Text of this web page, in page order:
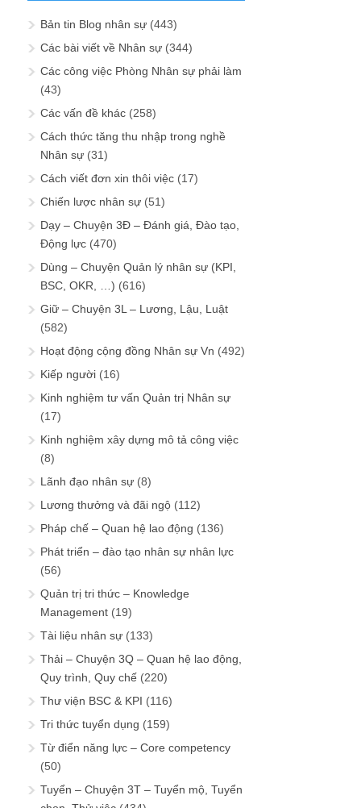
Bản tin Blog nhân sự (443)
Các bài viết về Nhân sự (344)
Các công việc Phòng Nhân sự phải làm
(43)
Các vấn đề khác (258)
Cách thức tăng thu nhập trong nghề
Nhân sự (31)
Cách viết đơn xin thôi việc (17)
Chiến lược nhân sự (51)
Dạy – Chuyện 3Đ – Đánh giá, Đào tạo,
Động lực (470)
Dùng – Chuyện Quản lý nhân sự (KPI,
BSC, OKR, …) (616)
Giữ – Chuyện 3L – Lương, Lậu, Luật
(582)
Hoạt động cộng đồng Nhân sự Vn (492)
Kiếp người (16)
Kinh nghiệm tư vấn Quản trị Nhân sự
(17)
Kinh nghiệm xây dựng mô tả công việc
(8)
Lãnh đạo nhân sự (8)
Lương thưởng và đãi ngộ (112)
Pháp chế – Quan hệ lao động (136)
Phát triển – đào tạo nhân sự nhân lực
(56)
Quản trị tri thức – Knowledge
Management (19)
Tài liệu nhân sự (133)
Thải – Chuyện 3Q – Quan hệ lao động,
Quy trình, Quy chế (220)
Thư viện BSC & KPI (116)
Tri thức tuyển dụng (159)
Từ điển năng lực – Core competency
(50)
Tuyển – Chuyện 3T – Tuyển mộ, Tuyển